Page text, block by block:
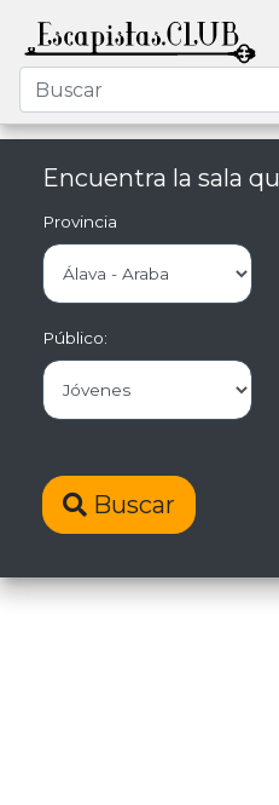
Encuentra la sala
Provincia
Público:
Buscar